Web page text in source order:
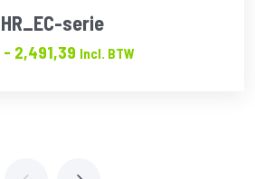
HR_EC-serie
- 2,491,39 Prijsklasse:
Incl. BTW